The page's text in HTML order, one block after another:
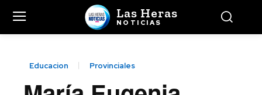
Las Heras
NOTICIAS
Educacion Provinciales